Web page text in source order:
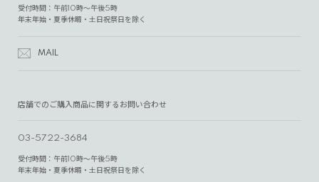
受付時間：午前10時～午後5時
年末年始・夏季休暇・土日祝祭日を除く
MAIL
店舗でのご購入商品に関するお問い合わせ
03-5722-3684
受付時間：午前10時～午後5時
年末年始・夏季休暇・土日祝祭日を除く